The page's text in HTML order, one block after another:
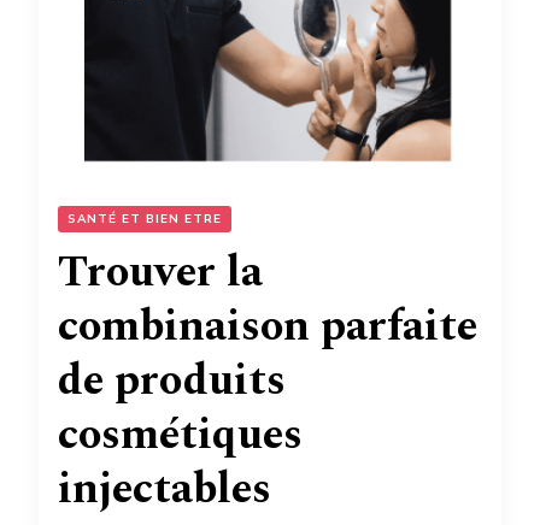
SANTÉ ET BIEN ETRE
Trouver la
combinaison parfaite
de produits
cosmétiques
injectables